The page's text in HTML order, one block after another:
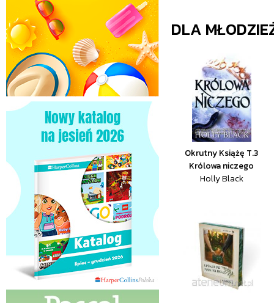
DLA
Okrutny Książę T.3
Królowa niczego
Holly Black